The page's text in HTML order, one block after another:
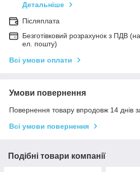
Детальніше
Післяплата
Безготівковий розрахунок з ПДВ
ел. пошту)
Всі умови оплати
Умови повернення
Повернення товару впродовж 14 днів
Всі умови повернення
Подібні товари компанії